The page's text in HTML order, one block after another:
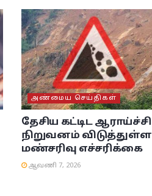
அண்மைய செய்திகள்
தேசிய கட்டிட ஆராய்ச்சி
நிறுவனம் விடுத்துள்ள
மண்சரிவு எச்சரிக்கை
ஆவணி 7, 2026